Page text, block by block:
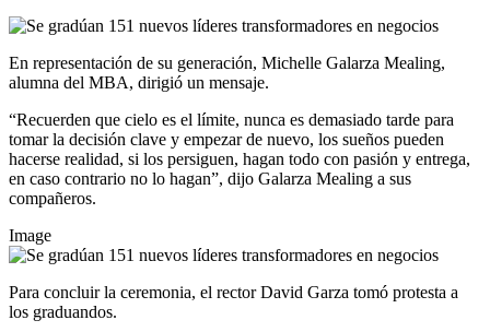
En representación de su generación, Michelle Galarza Mealing,
alumna del MBA, dirigió un mensaje.
“Recuerden que cielo es el límite, nunca es demasiado tarde para
tomar la decisión clave y empezar de nuevo, los sueños pueden
hacerse realidad, si los persiguen, hagan todo con pasión y entrega,
en caso contrario no lo hagan”, dijo Galarza Mealing a sus
compañeros.
Image
Para concluir la ceremonia, el rector David Garza tomó protesta a
los graduandos.